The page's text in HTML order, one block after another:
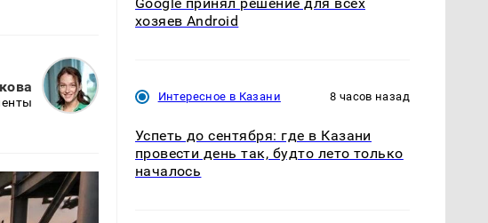
хозяев Android
Интересное в Казани 8 часов назад
Успеть до сентября: где в Казани
провести день так, будто лето только
началось